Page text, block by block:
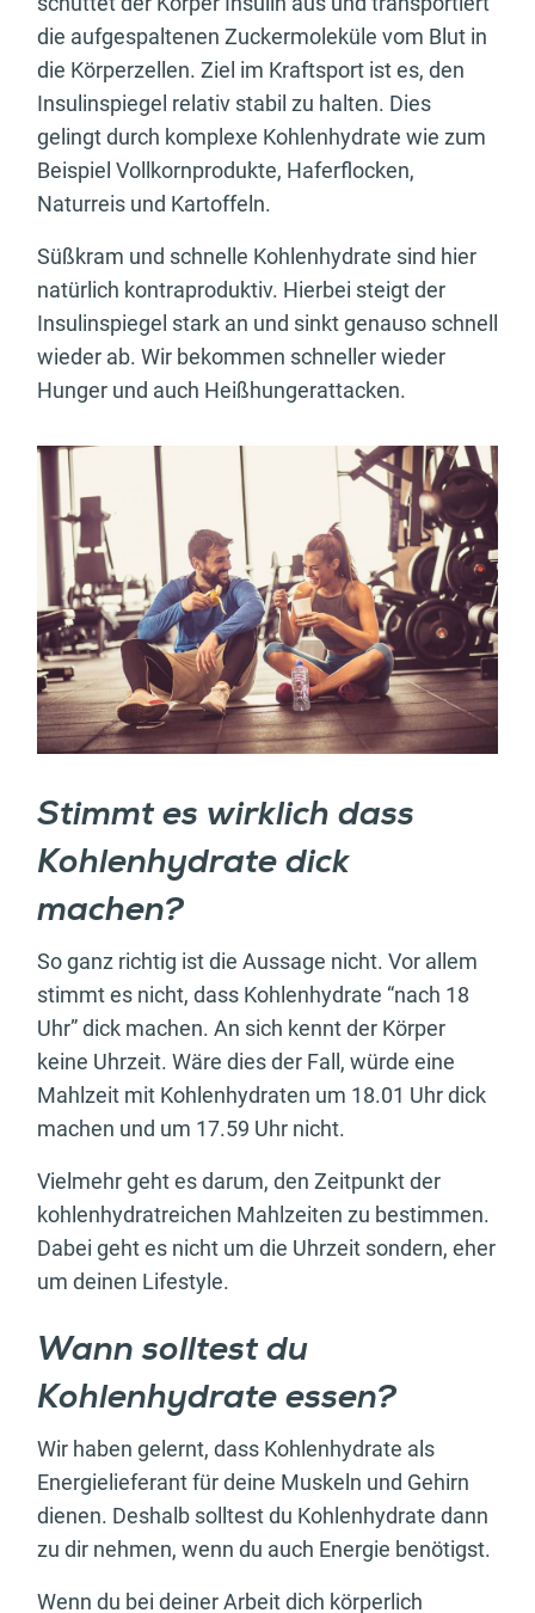
die aufgespaltenen Zuckermoleküle vom Blut in
die Körperzellen. Ziel im Kraftsport ist es, den
Insulinspiegel relativ stabil zu halten. Dies
gelingt durch komplexe Kohlenhydrate wie zum
Beispiel Vollkornprodukte, Haferflocken,
Naturreis und Kartoffeln.
Süßkram und schnelle Kohlenhydrate sind hier
natürlich kontraproduktiv. Hierbei steigt der
Insulinspiegel stark an und sinkt genauso schnell
wieder ab. Wir bekommen schneller wieder
Hunger und auch Heißhungerattacken.
Stimmt es wirklich dass
Kohlenhydrate dick
machen?
So ganz richtig ist die Aussage nicht. Vor allem
stimmt es nicht, dass Kohlenhydrate “nach 18
Uhr” dick machen. An sich kennt der Körper
keine Uhrzeit. Wäre dies der Fall, würde eine
Mahlzeit mit Kohlenhydraten um 18.01 Uhr dick
machen und um 17.59 Uhr nicht.
Vielmehr geht es darum, den Zeitpunkt der
kohlenhydratreichen Mahlzeiten zu bestimmen.
Dabei geht es nicht um die Uhrzeit sondern, eher
um deinen Lifestyle.
Wann solltest du
Kohlenhydrate essen?
Wir haben gelernt, dass Kohlenhydrate als
Energielieferant für deine Muskeln und Gehirn
dienen. Deshalb solltest du Kohlenhydrate dann
zu dir nehmen, wenn du auch Energie benötigst.
Wenn du bei deiner Arbeit dich körperlich